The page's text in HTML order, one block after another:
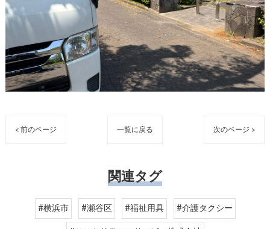
< 前のページ 一覧に戻る 次のページ >
関連タグ
#横浜市 #瀬谷区 #福祉用具
#介護タクシー